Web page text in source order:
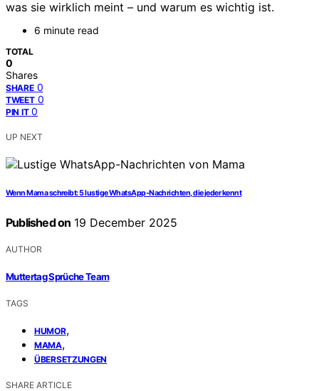
was sie wirklich meint – und warum es wichtig ist.
6 minute read
TOTAL
0
Shares
SHARE 0
TWEET 0
PIN IT 0
UP NEXT
Wenn Mama schreibt: 5 lustige WhatsApp-Nachrichten, die jeder kennt
Published on 19 December 2025
AUTHOR
Muttertag Sprüche Team
TAGS
HUMOR,
MAMA,
ÜBERSETZUNGEN
SHARE ARTICLE